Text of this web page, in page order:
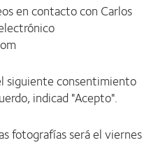
en contacto con Carlos
siguiente consentimiento
indicad "Acepto".
fotografías será el viernes